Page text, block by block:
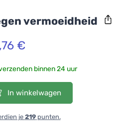
vermoeidheid
€
binnen 24 uur
In winkelwagen
je 219punten.